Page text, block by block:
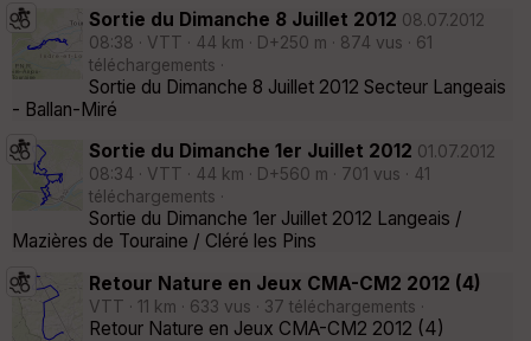
Sortie du Dimanche 8 Juillet 2012 08.07.2012
08:38 · VTT · 44 km · D+250 m · 874 vus · 61
téléchargements ·
Sortie du Dimanche 8 Juillet 2012 Secteur Langeais
- Ballan-Miré
Sortie du Dimanche 1er Juillet 2012 01.07.2012
08:34 · VTT · 44 km · D+560 m · 701 vus · 41
téléchargements ·
Sortie du Dimanche 1er Juillet 2012 Langeais /
Mazières de Touraine / Cléré les Pins
Retour Nature en Jeux CMA-CM2 2012 (4)
VTT · 11 km · 633 vus · 37 téléchargements ·
Retour Nature en Jeux CMA-CM2 2012 (4)